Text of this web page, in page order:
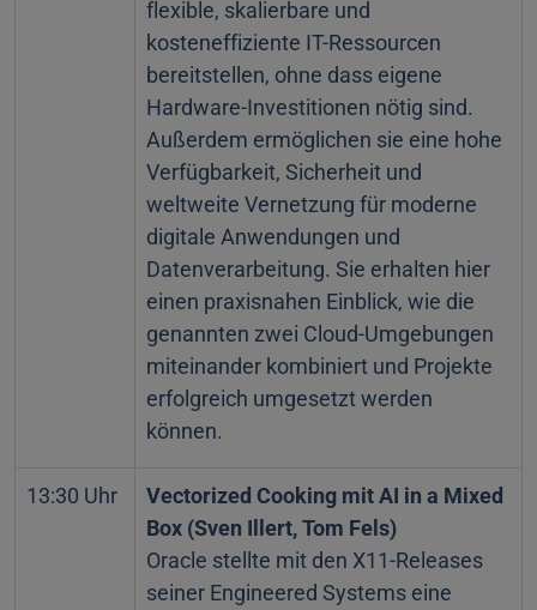
flexible, skalierbare und
kosteneffiziente IT-Ressourcen
bereitstellen, ohne dass eigene
Hardware-Investitionen nötig sind.
Außerdem ermöglichen sie eine hohe
Verfügbarkeit, Sicherheit und
weltweite Vernetzung für moderne
digitale Anwendungen und
Datenverarbeitung. Sie erhalten hier
einen praxisnahen Einblick, wie die
genannten zwei Cloud-Umgebungen
miteinander kombiniert und Projekte
erfolgreich umgesetzt werden
können.
13:30 Uhr
Vectorized Cooking mit AI in a Mixed
Box (Sven Illert, Tom Fels)
Oracle stellte mit den X11-Releases
seiner Engineered Systems eine